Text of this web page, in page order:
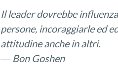
Illeader dovrebbe
persone, incoraggiarle ed
attitudineancheinaltri.
― Bon Goshen